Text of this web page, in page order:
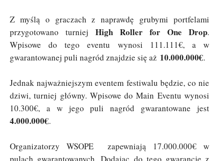
Z myślą o graczach z naprawdę grubymi portfelami
przygotowano turniej High Roller for One Drop.
Wpisowe do tego eventu wynosi 111.111€, a w
gwarantowanej puli nagród znajdzie się aż 10.000.000€.
Jednak najważniejszym eventem festiwalu będzie, co nie
dziwi, turniej główny. Wpisowe do Main Eventu wynosi
10.300€, a w jego puli nagród gwarantowane jest
4.000.000€.
Organizatorzy WSOPE zapewniają 17.000.000€ w
pulach gwarantowanych. Dodając do tego gwarancje z